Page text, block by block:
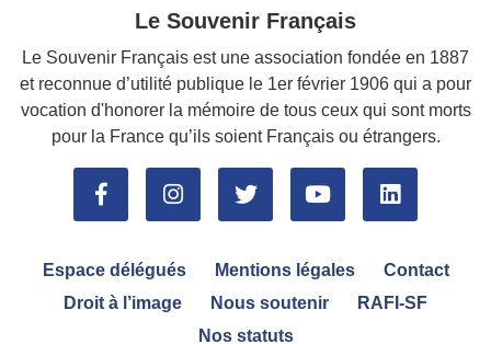
Le Souvenir Français
Le Souvenir Français est une association fondée en 1887
et reconnue d’utilité publique le 1er février 1906 qui a pour
vocation d'honorer la mémoire de tous ceux qui sont morts
pour la France qu’ils soient Français ou étrangers.
Espace délégués Mentions légales
Contact
Droit à l’image
Nous soutenir
RAFI-SF
Nos statuts